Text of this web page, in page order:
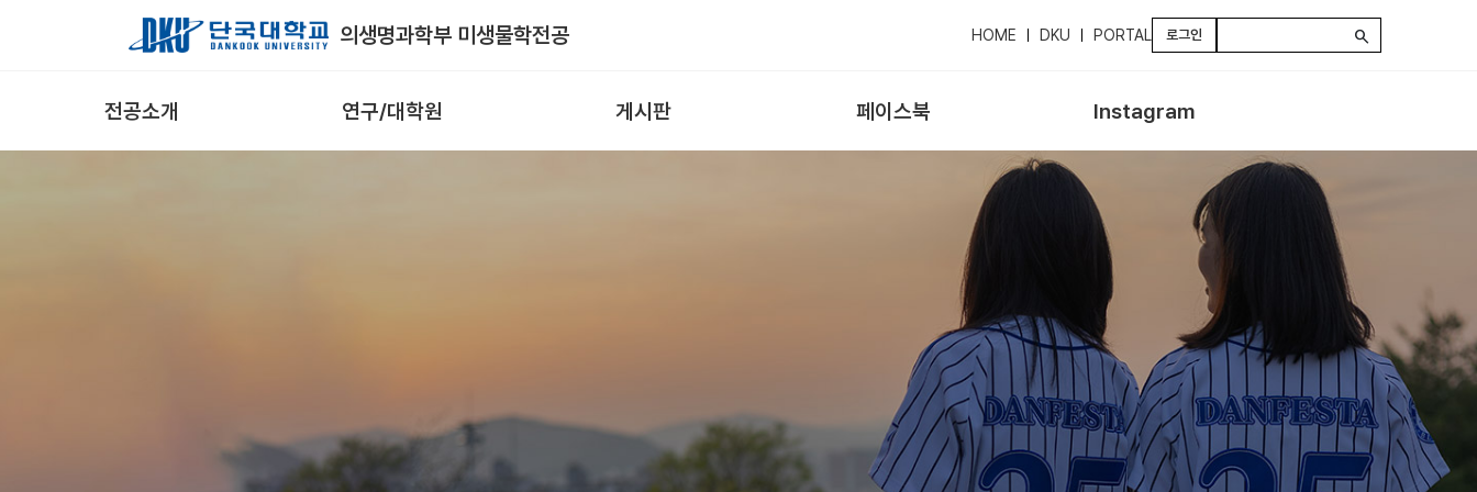
Skip to Main Content
의생명과학부 미생물학전공 HOME DKU PORTAL 로그인 search
전공소개 연구/대학원 게시판 페이스북 Instagram